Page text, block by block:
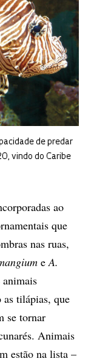
de predar
vindo do Caribe
ao
que
nas ruas,
eA.
animais
as tilápias, que
se tornar
Animais
estão na lista –